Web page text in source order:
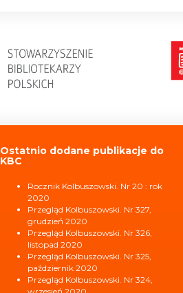
Ostatnio dodane publikacje do
KBC
Rocznik Kolbuszowski. Nr 20 : rok
2020
Przegląd Kolbuszowski. Nr 327,
grudzień 2020
Przegląd Kolbuszowski. Nr 326,
listopad 2020
Przegląd Kolbuszowski. Nr 325,
październik 2020
Przegląd Kolbuszowski. Nr 324,